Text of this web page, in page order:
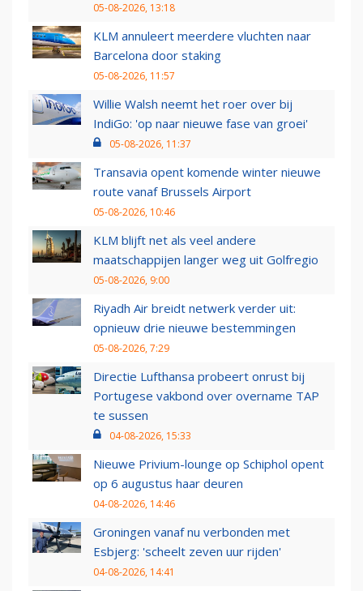
05-08-2026, 13:18
KLM annuleert meerdere vluchten naar
Barcelona door staking
05-08-2026, 11:57
Willie Walsh neemt het roer over bij
IndiGo: 'op naar nieuwe fase van groei'
05-08-2026, 11:37
Transavia opent komende winter nieuwe
route vanaf Brussels Airport
05-08-2026, 10:46
KLM blijft net als veel andere
maatschappijen langer weg uit Golfregio
05-08-2026, 9:00
Riyadh Air breidt netwerk verder uit:
opnieuw drie nieuwe bestemmingen
05-08-2026, 7:29
Directie Lufthansa probeert onrust bij
Portugese vakbond over overname TAP
te sussen
04-08-2026, 15:33
Nieuwe Privium-lounge op Schiphol opent
op 6 augustus haar deuren
04-08-2026, 14:46
Groningen vanaf nu verbonden met
Esbjerg: 'scheelt zeven uur rijden'
04-08-2026, 14:41